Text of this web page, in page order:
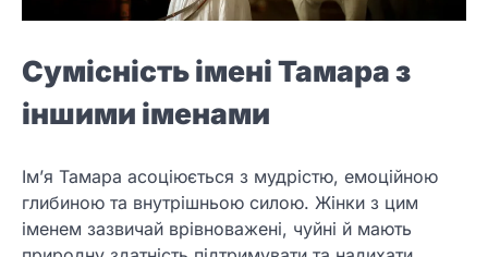
Сумісність імені Тамара з
іншими іменами
Ім’я Тамара асоціюється з мудрістю, емоційною
глибиною та внутрішньою силою. Жінки з цим
іменем зазвичай врівноважені, чуйні й мають